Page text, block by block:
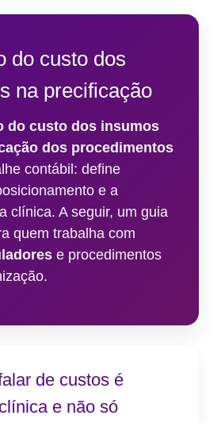
do custo dos
na precificação
do custo dos insumos
dos procedimentos
contábil: define
e a
clínica. A seguir, um guia
quem trabalha com
e procedimentos
de custos é
e não só